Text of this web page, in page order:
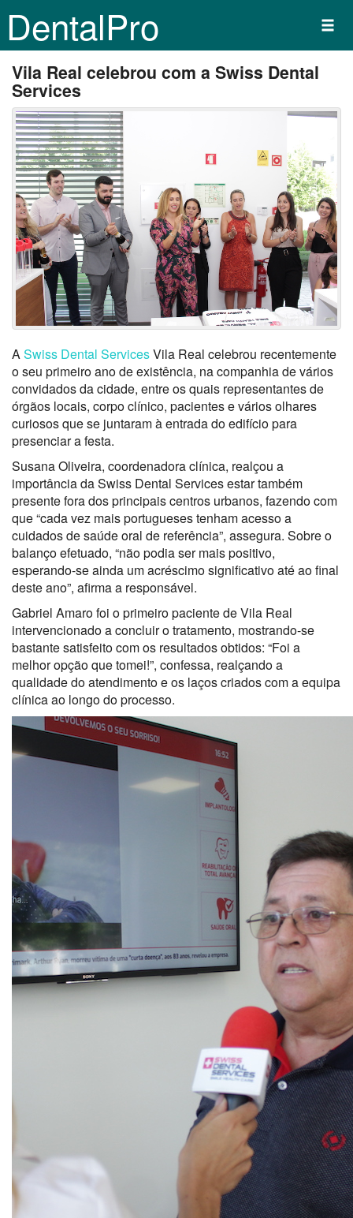
DentalPro
Vila Real celebrou com a Swiss Dental
Services
ASwiss Dental ServicesVila Real celebrou recentemente
o seu primeiro ano de existência, na companhia de vários
convidados da cidade, entre os quais representantes de
órgãos locais, corpo clínico, pacientes e vários olhares
curiosos que se juntaram à entrada do edifício para
presenciar a festa.
Susana Oliveira, coordenadora clínica, realçou a
importância da Swiss Dental Services estar também
presente fora dos principais centros urbanos, fazendo com
que “cada vez mais portugueses tenham acesso a
cuidados de saúde oral de referência”, assegura. Sobre o
balanço efetuado, “não podia ser mais positivo,
esperando-se ainda um acréscimo significativo até ao final
deste ano”, afirma a responsável.
Gabriel Amaro foi o primeiro paciente de Vila Real
intervencionado a concluir o tratamento, mostrando-se
bastante satisfeito com os resultados obtidos: “Foi a
melhor opção que tomei!”, confessa, realçando a
qualidade do atendimento e os laços criados com a equipa
clínica ao longo do processo.